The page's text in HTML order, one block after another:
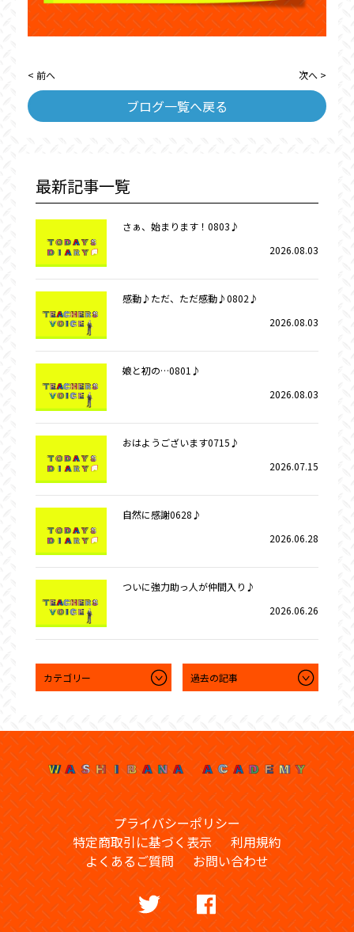
< 前へ
ブログ一覧へ戻る
次へ >
最新記事一覧
さぁ、始まります！0803♪
2026.08.03
感動♪ただ、ただ感動♪0802♪
2026.08.03
娘と初の…0801♪
2026.08.03
おはようございます0715♪
2026.07.15
自然に感謝0628♪
2026.06.28
ついに強力助っ人が仲間入り♪
2026.06.26
プライバシーポリシー
特定商取引に基づく表示
利用規約
よくあるご質問
お問い合わせ